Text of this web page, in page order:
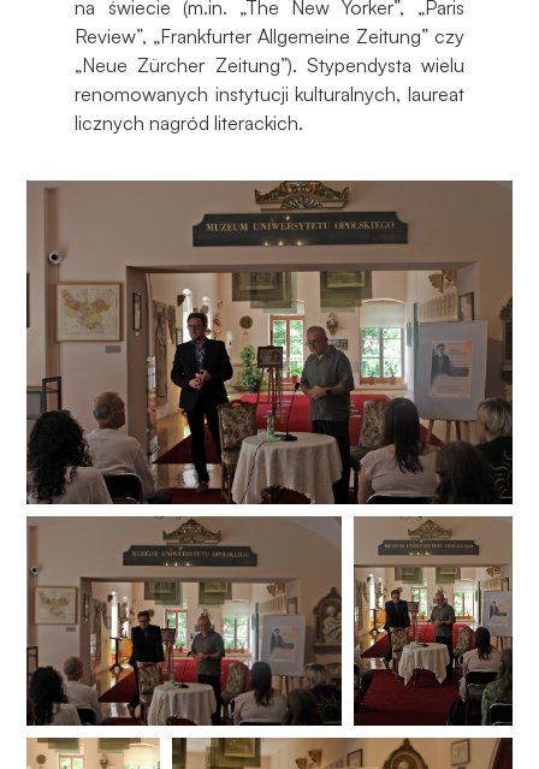
na świecie (m.in. „The New Yorker”, „Paris
Review”, „Frankfurter Allgemeine Zeitung” czy
„Neue Zürcher Zeitung”). Stypendysta wielu
renomowanych instytucji kulturalnych, laureat
licznych nagród literackich.